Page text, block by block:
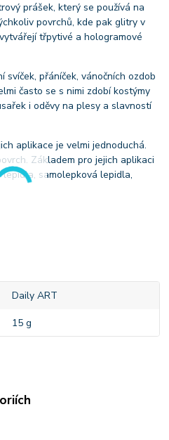
prášek, který se používá na
povrchů, kde pak glitry v
třpytivé a hologramové
přáníček, vánočních ozdob
často se s nimi zdobí kostýmy
i oděvy na plesy a slavností
aplikace je velmi jednoduchá.
Základem pro jejich aplikaci
samolepková lepidla,
Daily ART
15 g